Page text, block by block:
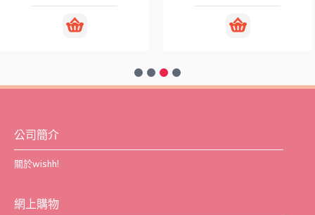
公司簡介
關於wishh!
網上購物